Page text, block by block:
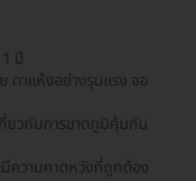
ปี
ตาแห้งอย่างรุนแรง จอ
ยวกับการขาดภูมิคุ้มกัน
มีความคาดหวังที่ถูกต้อง